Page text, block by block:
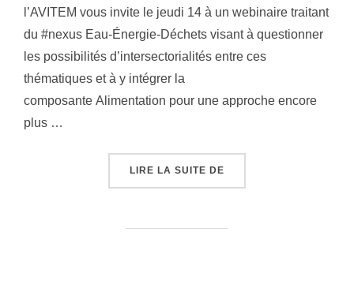
l’AVITEM vous invite le jeudi 14 à un webinaire traitant
du #nexus Eau-Énergie-Déchets visant à questionner
les possibilités d’intersectorialités entre ces
thématiques et à y intégrer la
composante Alimentation pour une approche encore
plus …
LIRE LA SUITE DE